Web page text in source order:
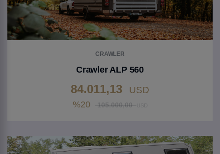
CRAWLER
Crawler ALP 560
84.011,13 USD
%20 105.000,00